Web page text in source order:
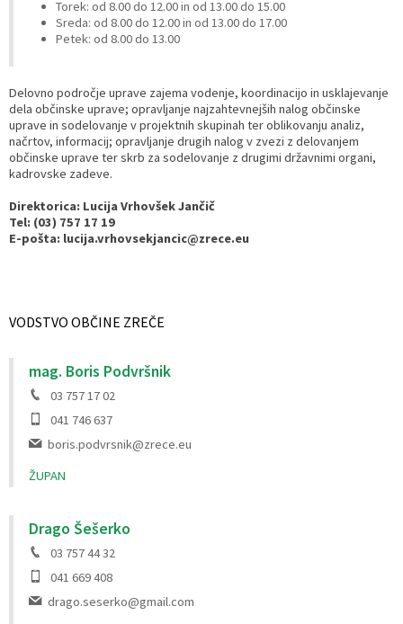
Torek: od 8.00 do 12.00 in od 13.00 do 15.00
Sreda: od 8.00 do 12.00 in od 13.00 do 17.00
Petek: od 8.00 do 13.00
Delovno področje uprave zajema vodenje, koordinacijo in usklajevanje
dela občinske uprave; opravljanje najzahtevnejših nalog občinske
uprave in sodelovanje v projektnih skupinah ter oblikovanju analiz,
načrtov, informacij; opravljanje drugih nalog v zvezi z delovanjem
občinske uprave ter skrb za sodelovanje z drugimi državnimi organi,
kadrovske zadeve.
Direktorica: Lucija Vrhovšek Jančič
Tel: (03) 757 17 19
E-pošta: lucija.vrhovsekjancic@zrece.eu
VODSTVO OBČINE ZREČE
mag. Boris Podvršnik
03 757 17 02
041 746 637
boris.podvrsnik@zrece.eu
ŽUPAN
Drago Šešerko
03 757 44 32
041 669 408
drago.seserko@gmail.com
Razvojni programi
Fotogalerija
Vizitka
Predstavniki občine v svetih zavodov
Prijave in pobude
Splošni akti občine
Lokalne volitve
Varuhov kotiček
Delovni čas zdravnikov
Lokacije defibrilatorjev
Ceniki